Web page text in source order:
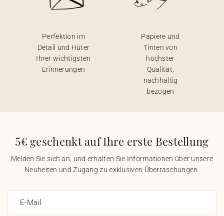
Perfektion im
Detail und Hüter
Ihrer wichtigsten
Erinnerungen
Papiere und
Tinten von
höchster
Qualität,
nachhaltig
bezogen
5€ geschenkt auf Ihre erste Bestellung
Melden Sie sich an, und erhalten Sie Informationen über unsere
Neuheiten und Zugang zu exklusiven Überraschungen.
E-Mail